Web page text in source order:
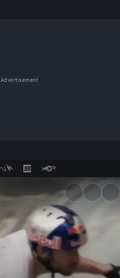
Advertisement
Abenteuer